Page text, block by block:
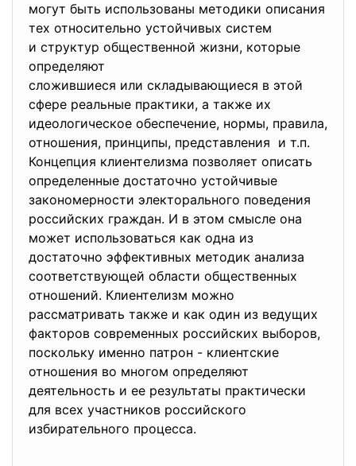
могут быть использованы методики описания
тех относительно устойчивых систем
и структур общественной жизни, которые
определяют
сложившиеся или складывающиеся в этой
сфере реальные практики, а также их
идеологическое обеспечение, нормы, правила,
отношения, принципы, представления и т.п.
Концепция клиентелизма позволяет описать
определенные достаточно устойчивые
закономерности электорального поведения
российских граждан. И в этом смысле она
может использоваться как одна из
достаточно эффективных методик анализа
соответствующей области общественных
отношений. Клиентелизм можно
рассматривать также и как один из ведущих
факторов современных российских выборов,
поскольку именно патрон - клиентские
отношения во многом определяют
деятельность и ее результаты практически
для всех участников российского
избирательного процесса.